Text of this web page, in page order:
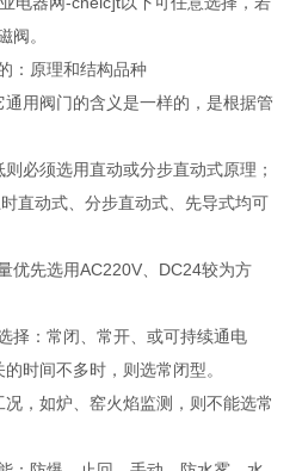
阀。
：原理和结构品种
用阀门的含义是一样的，是根据管
必须选用直动或分步直动式原理；
直动式、分步直动式、先导式均可
优先选用AC220V、DC24较为方
择：常闭、常开、或可持续通电
时间不多时，则选常闭型。
，如炉、窑火焰监测，则不能选常